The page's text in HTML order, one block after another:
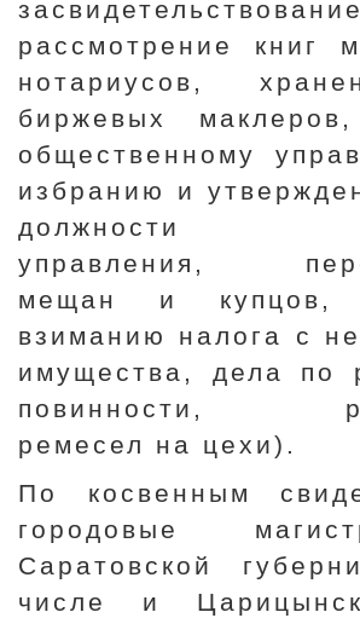
рассмотрение книг
нотариусов,
биржевых
общественному
избранию и
должности
управления,
мещан и купцов,
взиманию налога с
имущества, дела по
повинности,
ремесел на цехи).
По косвенным
городовые
Саратовской
числе и